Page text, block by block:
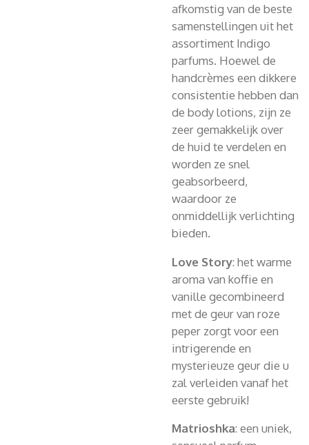
afkomstig van de beste
samenstellingen uit het
assortiment Indigo
parfums. Hoewel de
handcrèmes een dikkere
consistentie hebben dan
de body lotions, zijn ze
zeer gemakkelijk over
de huid te verdelen en
worden ze snel
geabsorbeerd,
waardoor ze
onmiddellijk verlichting
bieden.
Love Story: het warme
aroma van koffie en
vanille gecombineerd
met de geur van roze
peper zorgt voor een
intrigerende en
mysterieuze geur die u
zal verleiden vanaf het
eerste gebruik!
Matrioshka: een uniek,